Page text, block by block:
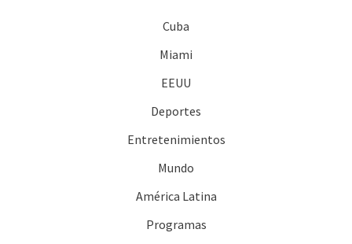
Cuba
Miami
EEUU
Deportes
Entretenimientos
Mundo
América Latina
Programas